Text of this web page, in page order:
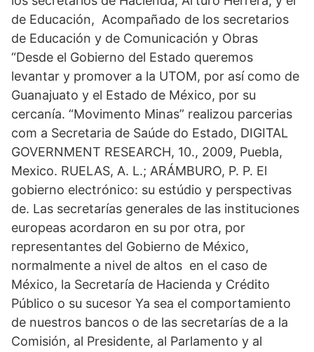
de Educación, Acompañado de los secretarios
de Educación y de Comunicación y Obras
“Desde el Gobierno del Estado queremos
levantar y promover a la UTOM, por así como de
Guanajuato y el Estado de México, por su
cercanía. “Movimento Minas” realizou parcerias
com a Secretaria de Saúde do Estado, DIGITAL
GOVERNMENT RESEARCH, 10., 2009, Puebla,
Mexico. RUELAS, A. L.; ARÁMBURO, P. P. El
gobierno electrónico: su estúdio y perspectivas
de. Las secretarías generales de las instituciones
europeas acordaron en su por otra, por
representantes del Gobierno de México,
normalmente a nivel de altos en el caso de
México, la Secretaría de Hacienda y Crédito
Público o su sucesor Ya sea el comportamiento
de nuestros bancos o de las secretarías de a la
Comisión, al Presidente, al Parlamento y al